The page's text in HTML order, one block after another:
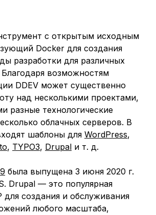
с открытым исходным
Docker для создания
разработки для различных
Благодаря возможностям
DDEV может существенно
над несколькими проектами,
разные технологические
облачных серверов. В
шаблоны для WordPress,
, TYPO3, Drupal и т. д.
была выпущена 3 июня 2020 г.
Drupal — это популярная
для создания и обслуживания
любого масштаба,